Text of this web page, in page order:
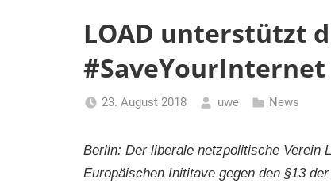
LOAD unterstützt
#SaveYourInternet
23. August 2018 uwe News
Berlin: Der liberale netzpolitische Verein
Europäischen Inititave gegen den §13